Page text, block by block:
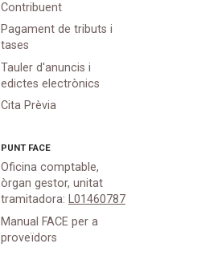
Contribuent
Pagament de tributs i
tases
Tauler d'anuncis i
edictes electrònics
Cita Prèvia
PUNT FACE
Oficina comptable,
òrgan gestor, unitat
tramitadora: L01460787
Manual FACE per a
proveïdors